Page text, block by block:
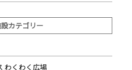
カテゴリー
わくわく広場